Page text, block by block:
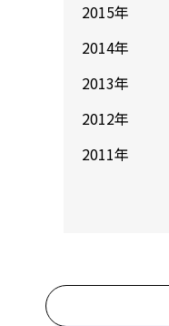
2015年
2014年
2013年
2012年
2011年